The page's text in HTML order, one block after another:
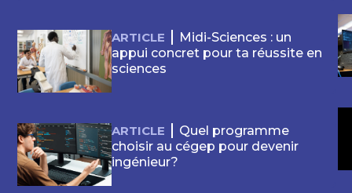
ARTICLE
Midi-Sciences : un
appui concret pour ta réussite en
sciences
ARTICLE
Quel programme
choisir au cégep pour devenir
ingénieur?